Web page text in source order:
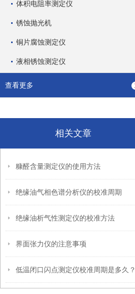
体积电阻率测定仪
锈蚀抛光机
铜片腐蚀测定仪
液相锈蚀测定仪
查看更多
相关文章
糠醛含量测定仪的使用方法
绝缘油气相色谱分析仪的校准周期
绝缘油析气性测定仪的校准方法
界面张力仪的注意事项
低温闭口闪点测定仪校准周期是多久？